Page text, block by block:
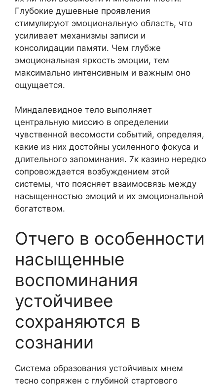
Глубокие душевные проявления
стимулируют эмоциональную область, что
усиливает механизмы записи и
консолидации памяти. Чем глубже
эмоциональная яркость эмоции, тем
максимально интенсивным и важным оно
ощущается.
Миндалевидное тело выполняет
центральную миссию в определении
чувственной весомости событий, определяя,
какие из них достойны усиленного фокуса и
длительного запоминания. 7к казино нередко
сопровождается возбуждением этой
системы, что поясняет взаимосвязь между
насыщенностью эмоций и их эмоциональной
богатством.
Отчего в особенности
насыщенные
воспоминания
устойчивее
сохраняются в
сознании
Система образования устойчивых мнем
тесно сопряжен с глубиной стартового